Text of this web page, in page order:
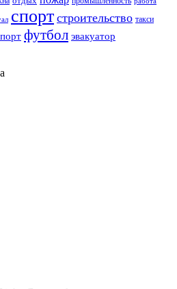
спорт строительство такси
футбол эвакуатор